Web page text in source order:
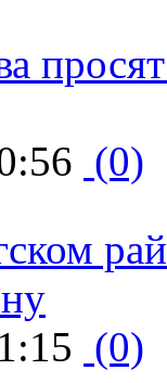
(0)
(0)